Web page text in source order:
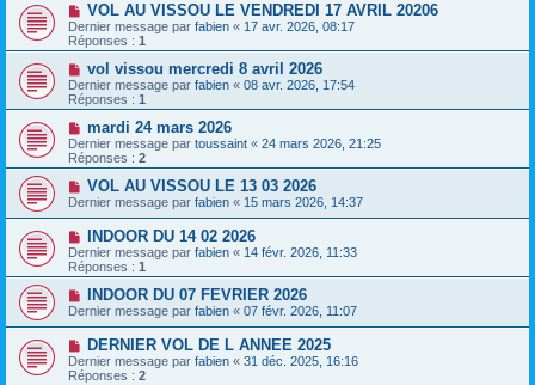
VOL AU VISSOU LE VENDREDI 17 AVRIL 20206
Dernier message par fabien « 17 avr. 2026, 08:17
Réponses : 1
vol vissou mercredi 8 avril 2026
Dernier message par fabien « 08 avr. 2026, 17:54
Réponses : 1
mardi 24 mars 2026
Dernier message par toussaint « 24 mars 2026, 21:25
Réponses : 2
VOL AU VISSOU LE 13 03 2026
Dernier message par fabien « 15 mars 2026, 14:37
INDOOR DU 14 02 2026
Dernier message par fabien « 14 févr. 2026, 11:33
Réponses : 1
INDOOR DU 07 FEVRIER 2026
Dernier message par fabien « 07 févr. 2026, 11:07
DERNIER VOL DE L ANNEE 2025
Dernier message par fabien « 31 déc. 2025, 16:16
Réponses : 2